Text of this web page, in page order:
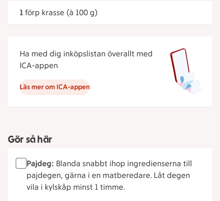
1 förp krasse (à 100 g)
Ha med dig inköpslistan överallt med
ICA-appen
Läs mer om ICA-appen
Gör så här
Pajdeg: Blanda snabbt ihop ingredienserna till
pajdegen, gärna i en matberedare. Låt degen
vila i kylskåp minst 1 timme.